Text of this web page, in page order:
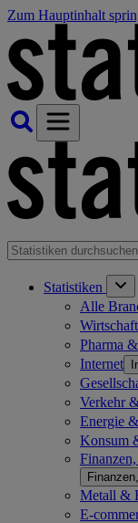
Zum Hauptinhalt
Statistiken
Alle
Pharma
Internet
Verkehr
Energie
Konsum
Metall &
E-